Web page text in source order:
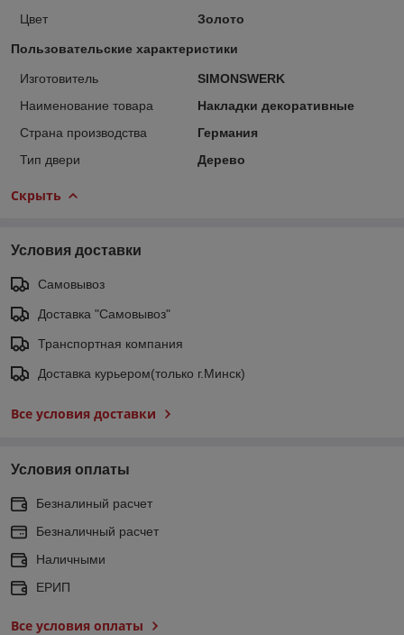
Цвет
Золото
Пользовательские характеристики
Изготовитель
SIMONSWERK
Наименование товара
Накладки декоративные
Страна производства
Германия
Тип двери
Дерево
Скрыть
Условия доставки
Самовывоз
Доставка "Самовывоз"
Транспортная компания
Доставка курьером(только г.Минск)
Все условия доставки
Условия оплаты
Безналиный расчет
Безналичный расчет
Наличными
ЕРИП
Все условия оплаты